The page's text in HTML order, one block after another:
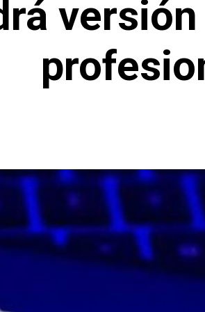
versión